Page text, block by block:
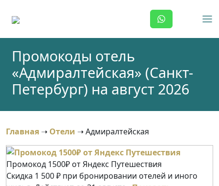
Промокоды отель
«Адмиралтейская» (Санкт-
Петербург) на август 2026
Главная ➝ Отели ➝Адмиралтейская
Промокод 1500₽ от Яндекс Путешествия
Скидка 1 500 ₽ при бронировании отелей и иного